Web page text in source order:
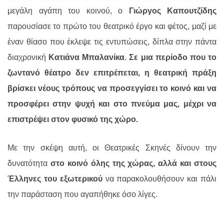
μεγάλη αγάπη του κοινού, ο
Γιώργος Καπουτζίδης
παρουσίασε το πρώτο του θεατρικό έργο και φέτος, μαζί με
έναν θίασο που έκλεψε τις εντυπώσεις, δίπλα στην πάντα
διαχρονική Κατιάνα Μπαλανίκα.Σε μια περίοδο που το
ζωντανό θέατρο δεν επιτρέπεται, η θεατρική πράξη
βρίσκει νέους τρόπους να προσεγγίσει το κοινό και να
προσφέρει στην ψυχή και στο πνεύμα μας, μέχρι να
επιστρέψει στον φυσικό της χώρο.
Με την σκέψη αυτή, οι Θεατρικές Σκηνές δίνουν την
δυνατότητα στο κοινό όλης της χώρας, αλλά και στους
Έλληνες του εξωτερικούνα παρακολουθήσουν και πάλι
την παράσταση που αγαπήθηκε όσο λίγες.